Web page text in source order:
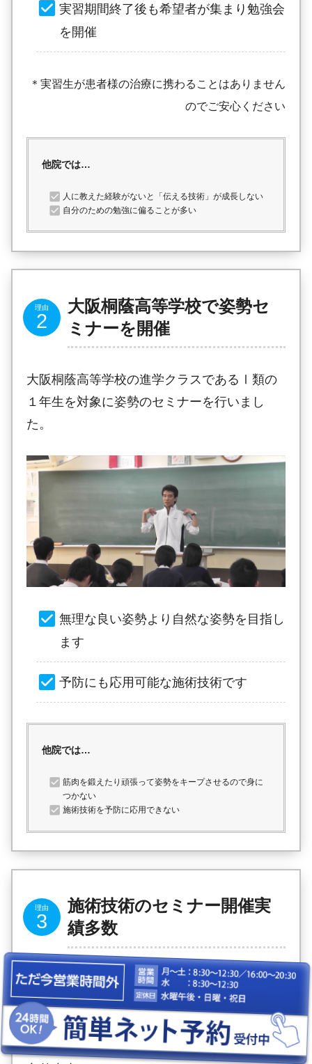
実習期間終了後も希望者が集まり勉強会
を開催
＊実習生が患者様の治療に携わることはありません
のでご安心ください
他院では…
人に教えた経験がないと「伝える技術」が成長しない
自分のための勉強に偏ることが多い
大阪桐蔭高等学校で姿勢セ
ミナーを開催
大阪桐蔭高等学校の進学クラスであるⅠ類の
１年生を対象に姿勢のセミナーを行いまし
た。
無理な良い姿勢より自然な姿勢を目指し
ます
予防にも応用可能な施術技術です
他院では…
筋肉を鍛えたり頑張って姿勢をキープさせるので身に
つかない
施術技術を予防に応用できない
施術技術のセミナー開催実
績多数
施術技術には自信があります。
その独自技術は臨床教育用の教材としてDVD
化されました。
多くの治療家たちに教えてきた確かな実績が